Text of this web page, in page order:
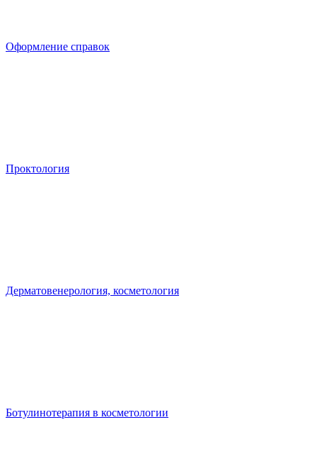
Оформление справок
Проктология
Дерматовенерология, косметология
Ботулинотерапия в косметологии